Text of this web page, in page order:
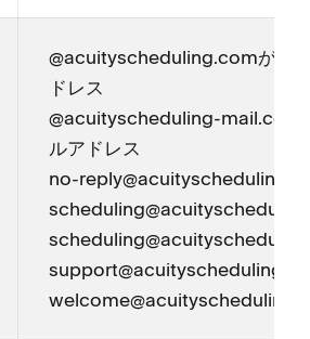
@acuityscheduling⁠.comが末
ドレス
@acuityscheduling-mail⁠.com
ルアドレス
no-